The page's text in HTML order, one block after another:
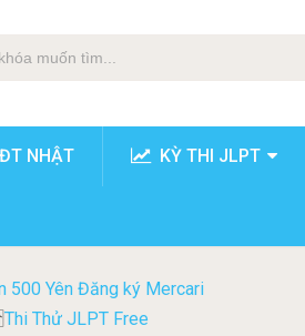
ĐT NHẬT KỲ THI JLPT
500 Yên Đăng ký Mercari
Thi Thử JLPT Free